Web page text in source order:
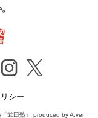
シー
武田塾」 produced by A.ver